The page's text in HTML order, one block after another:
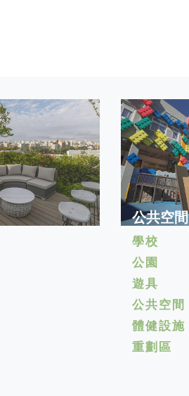
公共空間
學校
公園
遊具
公共空間
體健設施
重劃區